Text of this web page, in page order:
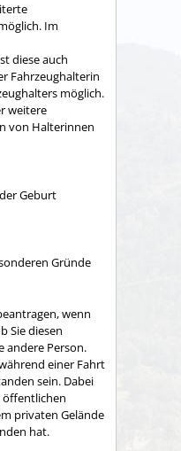
Im
diese auch
Fahrzeughalterin
möglich.
weitere
von Halterinnen
Geburt
Gründe
wenn
Sie diesen
andere Person.
einer Fahrt
sein. Dabei
öffentlichen
privaten Gelände
hat.